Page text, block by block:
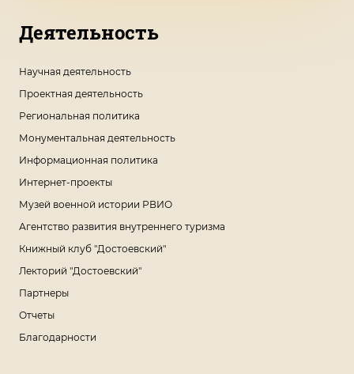
Деятельность
Научная деятельность
Проектная деятельность
Региональная политика
Монументальная деятельность
Информационная политика
Интернет-проекты
Музей военной истории РВИО
Агентство развития внутреннего туризма
Книжный клуб "Достоевский"
Лекторий "Достоевский"
Партнеры
Отчеты
Благодарности